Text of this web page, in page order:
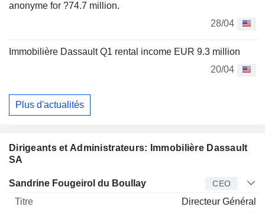
anonyme for ?74.7 million.
28/04
Immobilière Dassault Q1 rental income EUR 9.3 million
20/04
Plus d'actualités
Dirigeants et Administrateurs: Immobilière Dassault
SA
Dirigeant Titre Age Depuis
Sandrine Fougeirol du Boullay CEO
Directeur Général